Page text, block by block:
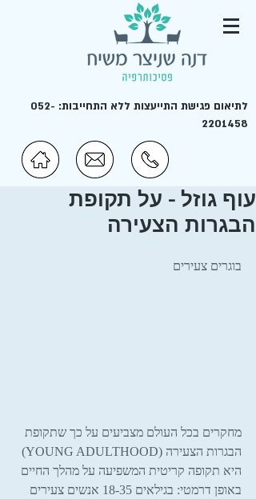
לתיאום פגישת התייעצות ללא התחייבות: 052-
2201458
עוף גוזל - על תקופת
הבגרות הצעירה
בוגרים צעירים
מחקרים בכל העולם מצביעים על כך שתקופת
הבגרות הצעירה (YOUNG ADULTHOOD)
היא תקופה קריטית המשפיעה על מהלך החיים
באופן דרמטי: בגילאים 18-35 אנשים צעירים